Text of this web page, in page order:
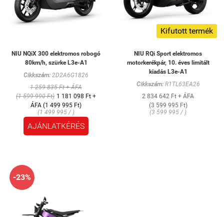
NIU NQiX 300 elektromos robogó
80km/h, szürke L3e-A1
Cikkszám: 2D2A6G1826
1 259 835 Ft + ÁFA
(1 599 990 Ft) 1 181 098 Ft +
ÁFA (1 499 995 Ft)
(1 499 995 / )
AJÁNLATKÉRÉS
Kifutott termék
NIU RQi Sport elektromos
motorkerékpár, 10. éves limitált
kiadás L3e-A1
Cikkszám:R1TL63EA26
2 834 642 Ft + ÁFA
(3 599 995 Ft)
(3 599 995 / )
-23%